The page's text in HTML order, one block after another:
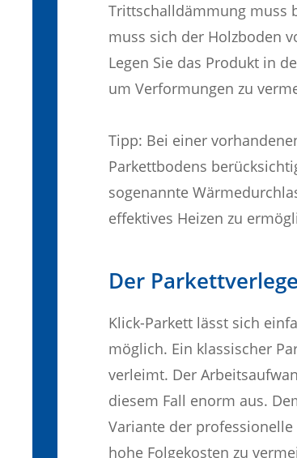
Trittschalldämmung muss
muss sich der Holzboden
Legen Sie das Produkt in
um Verformungen zu
Tipp: Bei einer
Parkettbodens
sogenannte
effektives Heizen zu
Der
Klick-Parkett lässt sich
möglich. Ein klassischer
verleimt. Der
diesem Fall enorm aus.
Variante der
hohe Folgekosten zu